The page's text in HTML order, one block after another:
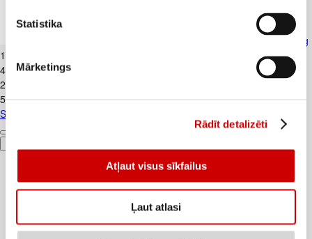
Statistika
Mārketings
Rādīt detalizēti
Atļaut visus sīkfailus
Ļaut atlasi
Skābais krējums VALMIERA 20% 450g
1
4,42€/kg
2
5,31€/kg
Skābais krējums VALMIERA 20% 450g